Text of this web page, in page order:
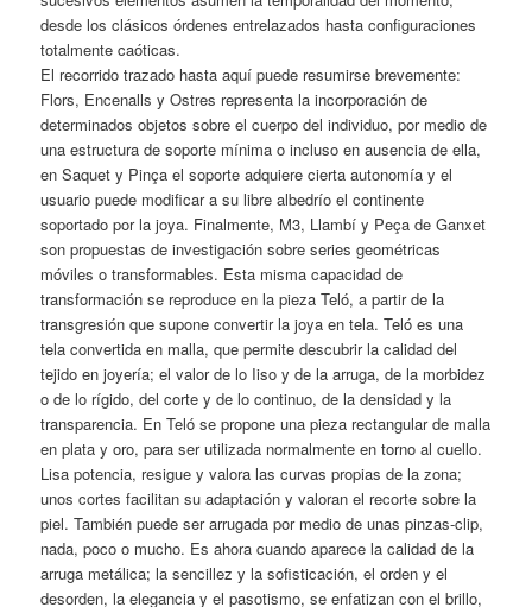
desde los clásicos órdenes entrelazados hasta configuraciones
totalmente caóticas.
El recorrido trazado hasta aquí puede resumirse brevemente:
Flors, Encenalls y Ostres representa la incorporación de
determinados objetos sobre el cuerpo del individuo, por medio de
una estructura de soporte mínima o incluso en ausencia de ella,
en Saquet y Pinça el soporte adquiere cierta autonomía y el
usuario puede modificar a su libre albedrío el continente
soportado por la joya. Finalmente, M3, Llambí y Peça de Ganxet
son propuestas de investigación sobre series geométricas
móviles o transformables. Esta misma capacidad de
transformación se reproduce en la pieza Teló, a partir de la
transgresión que supone convertir la joya en tela. Teló es una
tela convertida en malla, que permite descubrir la calidad del
tejido en joyería; el valor de lo Iiso y de la arruga, de la morbidez
o de lo rígido, del corte y de lo continuo, de la densidad y la
transparencia. En Teló se propone una pieza rectangular de malla
en plata y oro, para ser utilizada normalmente en torno al cuello.
Lisa potencia, resigue y valora las curvas propias de la zona;
unos cortes facilitan su adaptación y valoran el recorte sobre la
piel. También puede ser arrugada por medio de unas pinzas-clip,
nada, poco o mucho. Es ahora cuando aparece la calidad de la
arruga metálica; la sencillez y la sofisticación, el orden y el
desorden, la elegancia y el pasotismo, se enfatizan con el brillo,